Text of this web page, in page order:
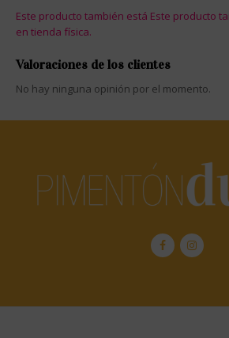
Este producto también está Este producto
en tienda física.
Valoraciones de los clientes
No hay ninguna opinión por el momento.